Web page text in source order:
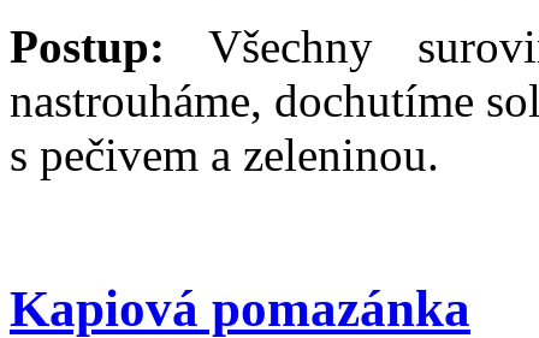
Postup: Všechny
nastrouháme, dochutíme
s pečivem a zeleninou.
Kapiová pomazánka